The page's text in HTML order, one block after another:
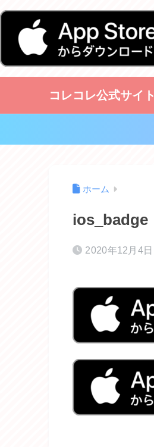
コレコレ公式サイト
ホーム
ios_badge
2020年12月4日